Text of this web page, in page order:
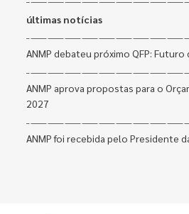
últimas notícias
ANMP debateu próximo QFP:
ANMP aprova propostas para o
2027
ANMP foi recebida pelo Presidente